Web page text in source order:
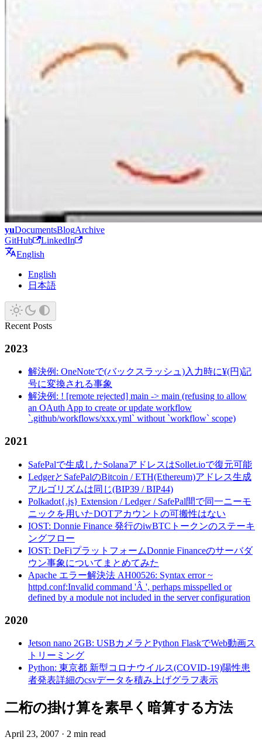
yuDocumentsBlogArchive
GitHub
LinkedIn
English
English
日本語
Recent Posts
2023
解決例: OneNoteで(バックスラッシュ)入力時に¥(円)記
号に変換される事象
解決例: ! [remote rejected] main -> main (refusing to allow
an OAuth App to create or update workflow
`.github/workflows/xxx.yml` without `workflow` scope)
2021
SafePalで生成したSolanaアドレスはSollet.ioで復元可能
LedgerとSafePalのBitcoin / ETH(Ethereum)アドレス生成
アルゴリズムは同じ(BIP39 / BIP44)
Polkadot{.js} Extension / Ledger / SafePal間で同一ニーモ
ニックを用いたDOTアカウントの可搬性はない
IOST: Donnie Finance 発行のiwBTCトークンのステーキ
ングフロー
IOST: DeFiプラットフォームDonnie Financeのサーバダ
ウン事象についてまとめてみた
Apache エラー解決法 AH00526: Syntax error ~
httpd.conf:Invalid command 'Â ', perhaps misspelled or
defined by a module not included in the server configuration
2020
Jetson nano 2GB: USBカメラとPython FlaskでWeb動画ス
トリーミング
Python: 東京都 新型コロナウイルス(COVID-19)陽性患
者発表詳細のcsvデータを積み上げグラフ表示
二桁の掛け算を素早く暗算する方法
April 23, 2007 · 2 min read